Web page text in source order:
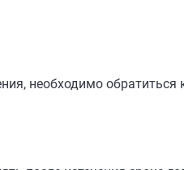
необходимо обратиться